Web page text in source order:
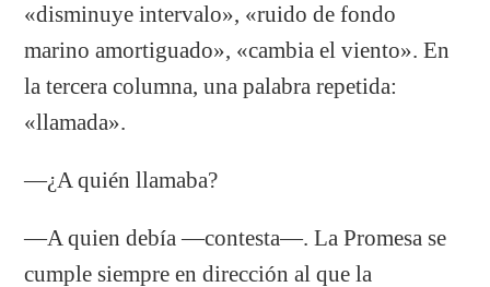
«disminuye intervalo», «ruido de fondo
marino amortiguado», «cambia el viento». En
la tercera columna, una palabra repetida:
«llamada».
—¿A quién llamaba?
—A quien debía —contesta—. La Promesa se
cumple siempre en dirección al que la